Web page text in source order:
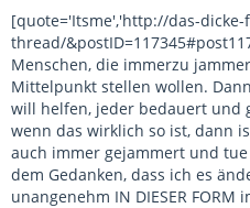
[quote='Itsme','http://das-
thread/
Menschen, die immerzu
Mittelpunkt stellen wollen.
will helfen, jeder bedauert und
wenn das wirklich so ist, dann
auch immer gejammert und
dem Gedanken, dass ich es
unangenehm IN DIESER